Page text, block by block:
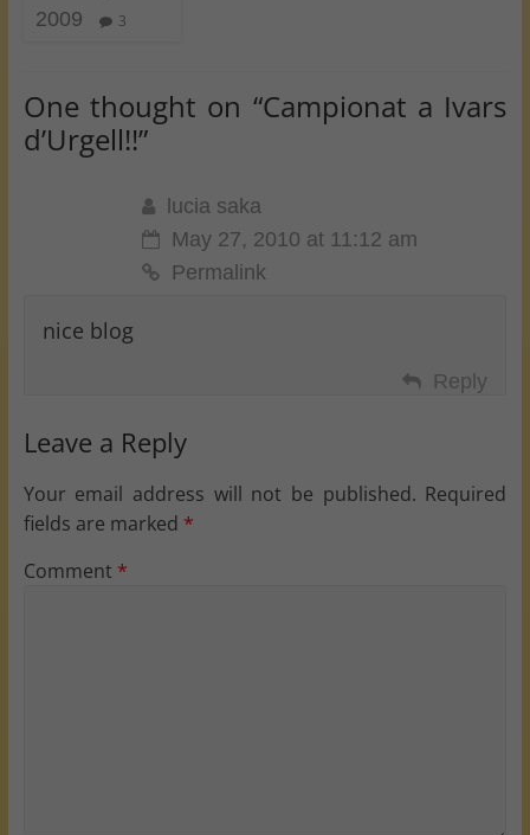
2009
3
One thought on “Campionat a Ivars
d’Urgell!!”
lucia saka
May 27, 2010 at 11:12 am
Permalink
nice blog
Reply
Leave a Reply
Your email address will not be published. Required
fields are marked *
Comment *